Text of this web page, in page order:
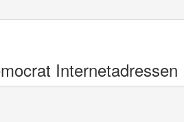
Internetadressen